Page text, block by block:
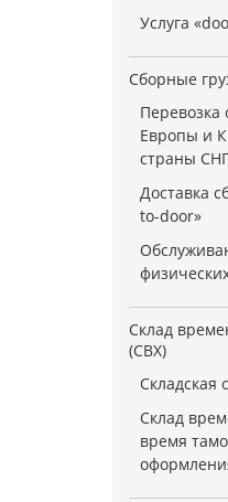
Услуга
Сборные
Перевозка
Европы и
страны СНГ
Доставка
to-door»
Склад
(СВХ)
Складская
Склад
время